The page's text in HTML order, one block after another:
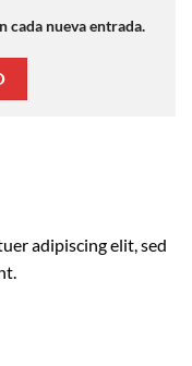
cada nueva entrada.
adipiscing elit, sed